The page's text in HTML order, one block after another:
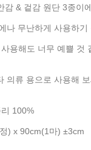
& 겉감 원단 3종이
나 무난하게 사용하기
용해도 너무 예쁠 것
의류 용으로 사용해 보
100%
) x 90cm(1마) ±3cm